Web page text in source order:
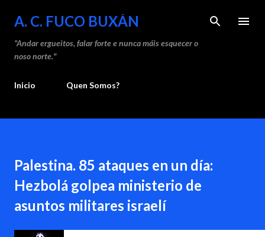
Saltar ao contido principal
A. C. FUCO BUXÁN
“Andar ergueitos, falar forte e nunca máis esquecer o
noso norte."
Inicio Quen Somos?
Palestina. 85 ataques en un día:
Hezbolá golpea ministerio de
asuntos militares israelí